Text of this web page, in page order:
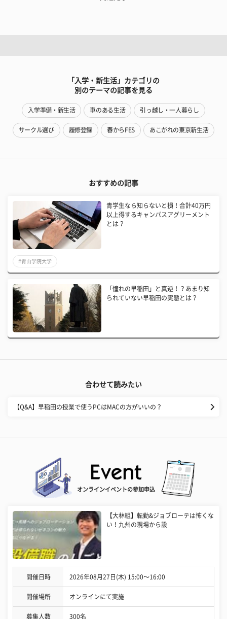
「入学・新生活」カテゴリの
別のテーマの記事を見る
入学準備・新生活 車のある生活 引っ越し・一人暮らし
サークル選び 履修登録 春からFES あこがれの東京新生活
おすすめの記事
青学生なら知らないと損！合計40万円
以上得するキャンパスアグリーメント
とは？
#青山学院大学
「憧れの早稲田」と真逆！？あまり知
られていない早稲田の実態とは？
合わせて読みたい
【Q&A】早稲田の授業で使うPCはMACの方がいいの？
オンラインイベントの参加申込
【大林組】転勤&ジョブローテは怖くな
い！九州の現場から設
開催日時 2026年08月27日(木) 15:00〜16:00
開催場所 オンラインにて実施
募集人数 300名